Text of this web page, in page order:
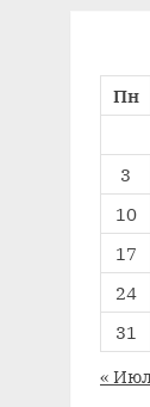
Пн
3
10
17
24
31
«